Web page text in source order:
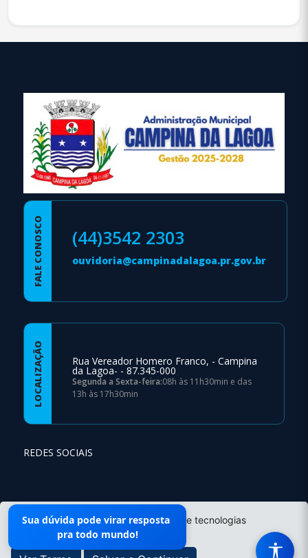
Sua dúvida pode virar resposta
pra todo mundo!
O site da Prefeitura não utiliza cookies e tecnologias
semelhantes.
FALE CONOSCO (44)3542 2303
ouvidoria@campinadalagoa.pr.gov.br
LOCALIZAÇÃO Rua Vereador Homero Franco, - Campina
da Lagoa- - 87.345-000
Segunda a Sexta-feira:08h às 11h30min e das
13h às 17h30min
REDES SOCIAIS